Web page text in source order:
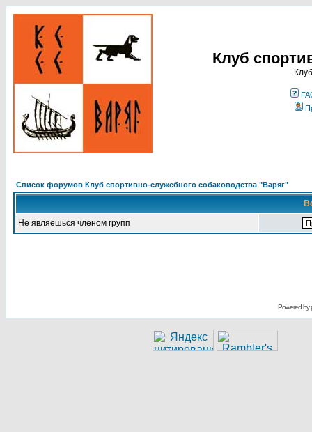
Клуб
Список форумов Клуб спортивно-служебного собаководства "Варяг"
Не являешься членом групп
Powered by